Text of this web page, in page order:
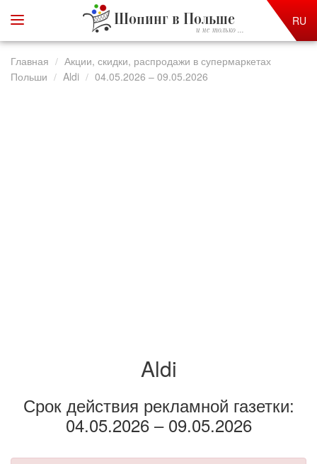
Шопинг в Польше
и не только ...
RU
Главная
Акции, скидки, распродажи в супермаркетах
Польши
Aldi 04.05.2026 – 09.05.2026
Aldi
Срок действия рекламной газетки:
04.05.2026 – 09.05.2026